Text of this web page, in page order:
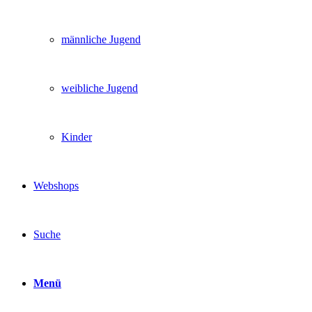
männliche Jugend
weibliche Jugend
Kinder
Webshops
Suche
Menü